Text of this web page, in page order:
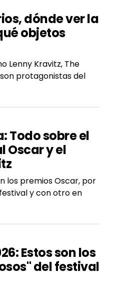
dónde ver la
objetos
Lenny Kravitz, The
protagonistas del
Todo sobre el
Oscar y el
los premios Oscar, por
y con otro en
Estos son los
del festival